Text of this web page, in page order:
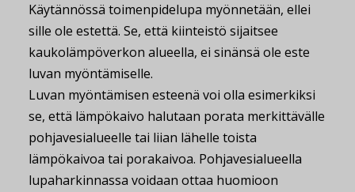
Käytännössä toimenpidelupa myönnetään, ellei
sille ole estettä. Se, että kiinteistö sijaitsee
kaukolämpöverkon alueella, ei sinänsä ole este
luvan myöntämiselle.
Luvan myöntämisen esteenä voi olla esimerkiksi
se, että lämpökaivo halutaan porata merkittävälle
pohjavesialueelle tai liian lähelle toista
lämpökaivoa tai porakaivoa. Pohjavesialueella
lupaharkinnassa voidaan ottaa huomioon